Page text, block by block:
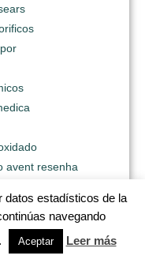
avent resenha
etileno precio
datos estadísticos de la
navegando
Aceptar Leer más